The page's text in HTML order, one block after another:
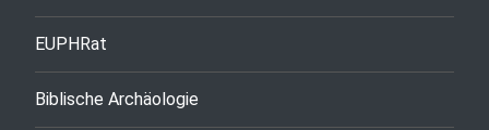
EUPHRat
Biblische Archäologie